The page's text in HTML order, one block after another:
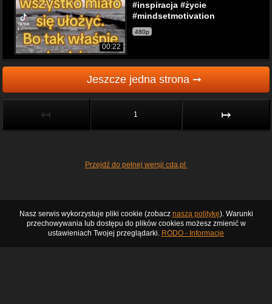
00:22
#inspiracja #życie
#mindsetmotivation
480p
Jeszcze jedna strona ➞
↤ 1 ↦
Przejdź do pełnej wersji cda.pl
Nasz serwis wykorzystuje pliki cookie (zobacz naszą politykę). Warunki
przechowywania lub dostępu do plików cookies możesz zmienić w
ustawieniach Twojej przeglądarki. RODO - Informacje